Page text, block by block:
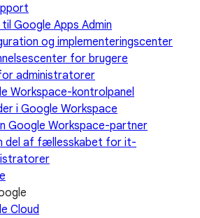
Google Apps Admin
og implementeringscenter
for brugere
administratorer
Workspace-kontrolpanel
i Google Workspace
Google Workspace-partner
del af fællesskabet for it-
Cloud